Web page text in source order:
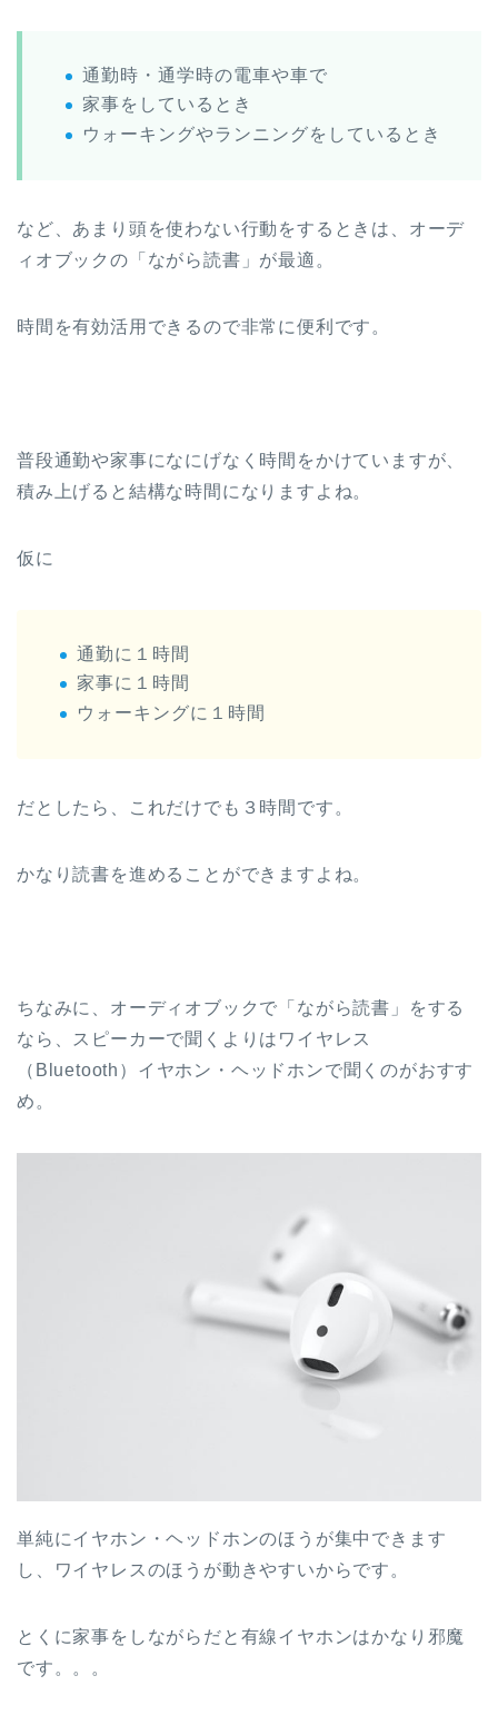
通勤時・通学時の電車や車で
家事をしているとき
ウォーキングやランニングをしているとき
など、あまり頭を使わない行動をするときは、オーデ
ィオブックの「ながら読書」が最適。
時間を有効活用できるので非常に便利です。
普段通勤や家事になにげなく時間をかけていますが、
積み上げると結構な時間になりますよね。
仮に
通勤に１時間
家事に１時間
ウォーキングに１時間
だとしたら、これだけでも３時間です。
かなり読書を進めることができますよね。
ちなみに、オーディオブックで「ながら読書」をする
なら、スピーカーで聞くよりはワイヤレス
（Bluetooth）イヤホン・ヘッドホンで聞くのがおすす
め。
単純にイヤホン・ヘッドホンのほうが集中できます
し、ワイヤレスのほうが動きやすいからです。
とくに家事をしながらだと有線イヤホンはかなり邪魔
です。。。